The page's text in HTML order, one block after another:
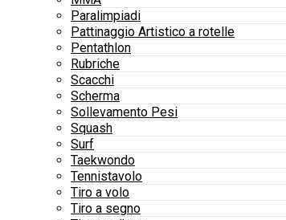
Paralimpiadi
Pattinaggio Artistico a rotelle
Pentathlon
Rubriche
Scacchi
Scherma
Sollevamento Pesi
Squash
Surf
Taekwondo
Tennistavolo
Tiro a volo
Tiro a segno